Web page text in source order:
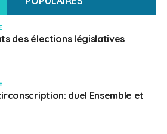
des élections législatives
duel Ensemble et